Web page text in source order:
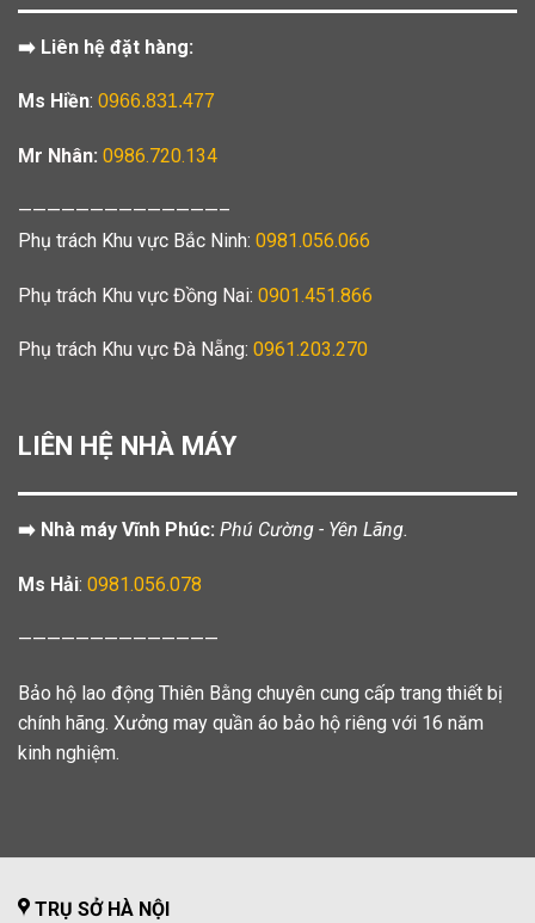
➡️ Liên hệ đặt hàng:
Ms Hiền: 0966.831.477
Mr Nhân: 0986.720.134
——————————————–
Phụ trách Khu vực Bắc Ninh: 0981.056.066
Phụ trách Khu vực Đồng Nai: 0901.451.866
Phụ trách Khu vực Đà Nẵng: 0961.203.270
LIÊN HỆ NHÀ MÁY
➡️ Nhà máy Vĩnh Phúc: Phú Cường - Yên Lãng.
Ms Hải: 0981.056.078
——————————————
Bảo hộ lao động Thiên Bằng chuyên cung cấp trang thiết bị
chính hãng. Xưởng may quần áo bảo hộ riêng với 16 năm
kinh nghiệm.
TRỤ SỞ HÀ NỘI